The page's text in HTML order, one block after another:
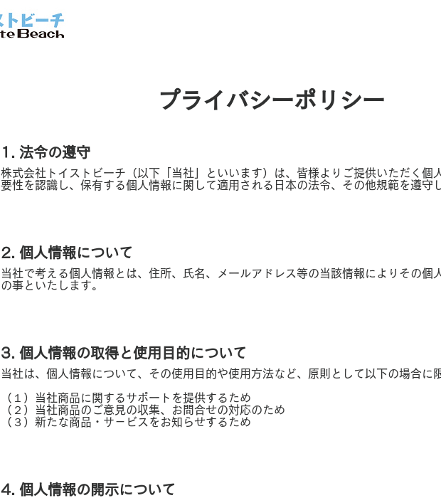
プライバシーポリシー
1. 法令の遵守
株式会社トイストビーチ（以下「当社」といいます）は、皆様よりご提供いただく個
要性を認識し、保有する個人情報に関して適用される日本の法令、その他規範を遵守
2. 個人情報について
当社で考える個人情報とは、住所、氏名、メールアドレス等の当該情報によりその個
の事といたします。
3. 個人情報の取得と使用目的について
当社は、個人情報について、その使用目的や使用方法など、原則として以下の場合に
（１）当社商品に関するサポートを提供するため
（２）当社商品のご意見の収集、お問合せの対応のため
（３）新たな商品・サ－ビスをお知らせするため
4. 個人情報の開示について